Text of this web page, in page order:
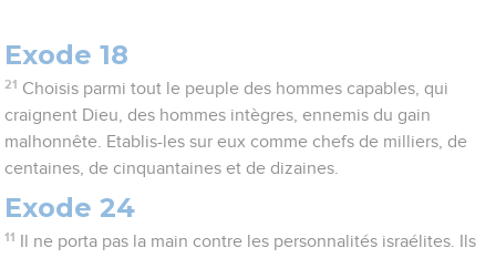
Exode 18
21 Choisis parmi tout le peuple des hommes capables, qui
craignent Dieu, des hommes intègres, ennemis du gain
malhonnête. Etablis-les sur eux comme chefs de milliers, de
centaines, de cinquantaines et de dizaines.
Exode 24
11 Il ne porta pas la main contre les personnalités israélites. Ils